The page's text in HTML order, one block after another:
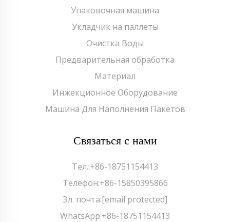
Упаковочная машина
Укладчик на паллеты
Очистка Воды
Предварительная обработка
Материал
Инжекционное Оборудование
Машина Для Наполнения Пакетов
Связаться с нами
Тел.:+86-18751154413
Телефон:+86-15850395866
Эл. почта:[email protected]
WhatsApp:+86-18751154413